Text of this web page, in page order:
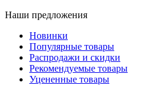
Наши предложения
Новинки
Популярные товары
Распродажи и скидки
Рекомендуемые товары
Уцененные товары